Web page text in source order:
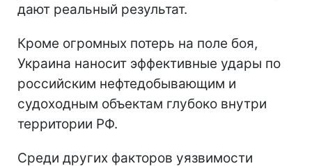
дают реальный результат.
Кроме огромных потерь на поле боя,
Украина наносит эффективные удары по
российским нефтедобывающим и
судоходным объектам глубоко внутри
территории РФ.
Среди других факторов уязвимости